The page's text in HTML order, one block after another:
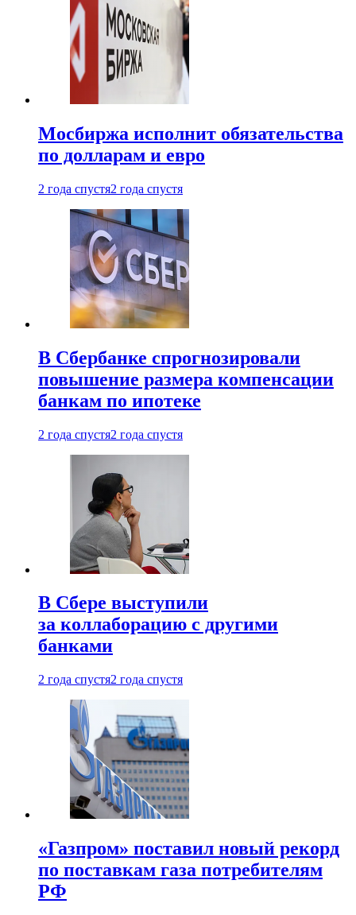
Мосбиржа исполнит обязательства
по долларам и евро
2 года спустя2 года спустя
В Сбербанке спрогнозировали
повышение размера компенсации
банкам по ипотеке
2 года спустя2 года спустя
В Сбере выступили
за коллаборацию с другими
банками
2 года спустя2 года спустя
«Газпром» поставил новый рекорд
по поставкам газа потребителям
РФ